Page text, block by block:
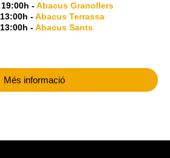
19:00h -Abacus Granollers
13:00h -Abacus Terrassa
13:00h -Abacus Sants
Més informació